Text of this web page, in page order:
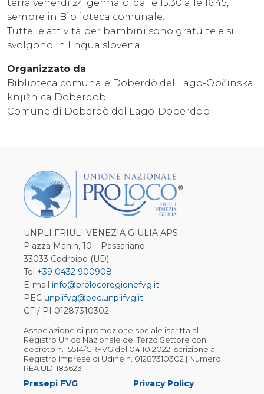
terrà venerdì 24 gennaio, dalle 15:30 alle 16:45,
sempre in Biblioteca comunale.
Tutte le attività per bambini sono gratuite e si
svolgono in lingua slovena.
Organizzato da
Biblioteca comunale Doberdò del Lago-Občinska
knjižnica Doberdob
Comune di Doberdò del Lago-Doberdob
UNPLI FRIULI VENEZIA GIULIA APS
Piazza Manin, 10 – Passariano
33033 Codroipo (UD)
Tel +39 0432 900908
E-mail info@prolocoregionefvg.it
PEC unplifvg@pec.unplifvg.it
CF / PI 01287310302
Associazione di promozione sociale iscritta al
Registro Unico Nazionale del Terzo Settore con
decreto n. 15514/GRFVG del 04.10.2022 Iscrizione al
Registro Imprese di Udine n. 01287310302 | Numero
REA UD-183623
Presepi FVG
Privacy Policy